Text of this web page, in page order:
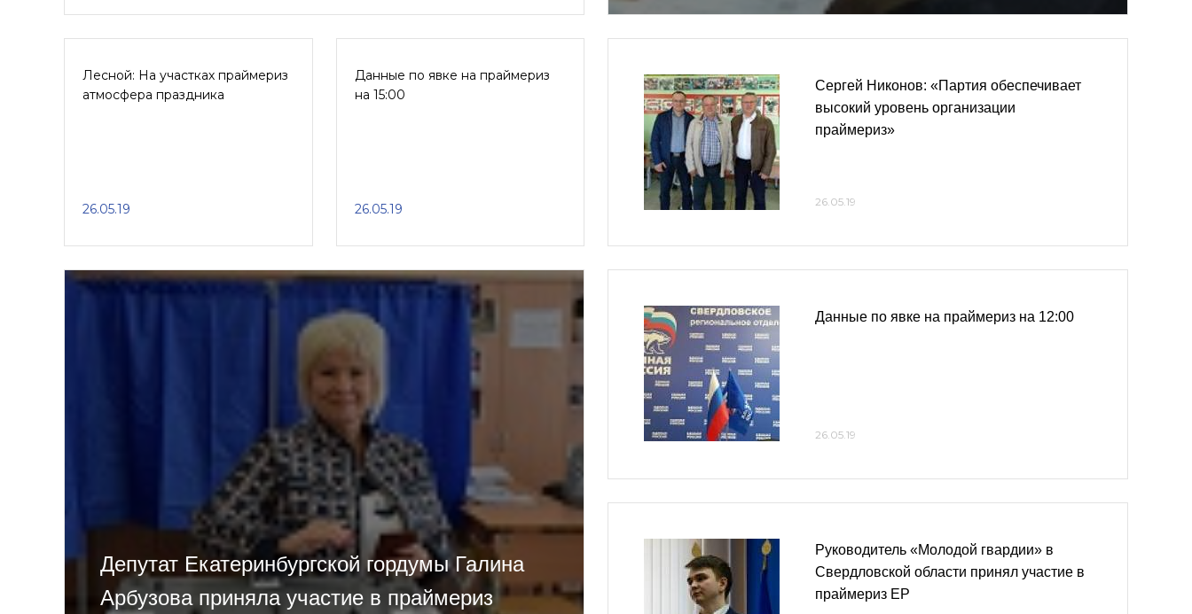
Лесной: На участках праймериз
атмосфера праздника
26.05.19
Данные по явке на праймериз
на 15:00
26.05.19
Сергей Никонов: «Партия обеспечивает
высокий уровень организации
праймериз»
26.05.19
Депутат Екатеринбургской гордумы Галина
Арбузова приняла участие в праймериз
Данные по явке на праймериз на 12:00
26.05.19
Руководитель «Молодой гвардии» в
Свердловской области принял участие в
праймериз ЕР